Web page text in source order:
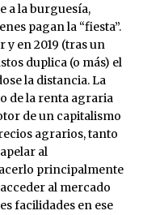
a la burguesía,
pagan la “fiesta”.
y en 2019 (tras un
duplica (o más) el
la distancia. La
de la renta agraria
de un capitalismo
agrarios, tanto
al
principalmente
al mercado
facilidades en ese